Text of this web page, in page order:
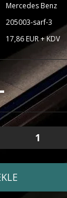
Mercedes Benz
205003-sarf-3
17,86 EUR + KDV